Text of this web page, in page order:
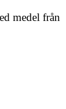
medel från